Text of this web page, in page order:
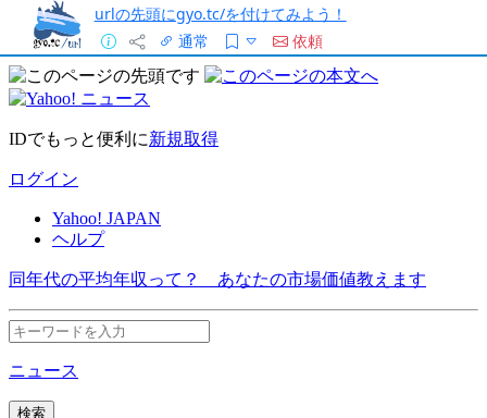
urlの先頭にgyo.tc/を付けてみよう！
通常
依頼